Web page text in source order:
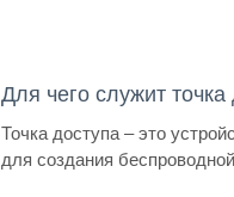
Для чего служит точка
Точка доступа – это
для создания